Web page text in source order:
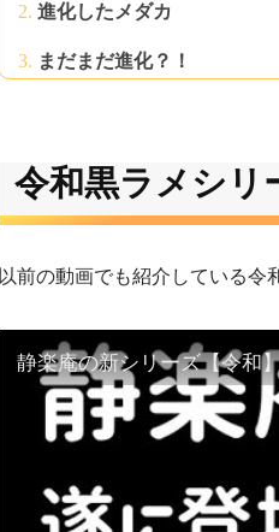
進化したメダカ
まだまだ進化？！
令和黒ラメシリ
以前の動画でも紹介している令